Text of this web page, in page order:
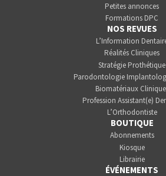
Petites annonces
Formations DPC
NOS REVUES
L’Information
Réalités Cliniques
Stratégie Prothétique
Parodontologie
Biomatériaux
Profession Assistant(e)
L’Orthodontiste
BOUTIQUE
Abonnements
Kiosque
Librairie
ÉVÉNEMENTS